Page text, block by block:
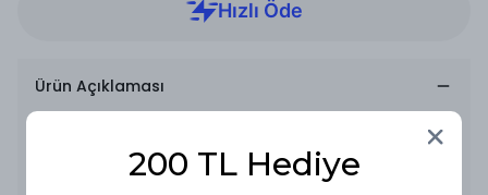
Ürün Açıklaması
Açabilmektedir
Arının Antenlerini Deliklere Sokarak Farklı Kalemlerdeki
200 TL Hediye